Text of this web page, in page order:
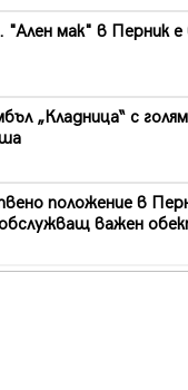
мак" в Перник е
„Кладница“ с
положение в
важен
жегите с филм под